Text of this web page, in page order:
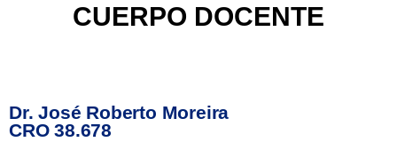
CUERPO DOCENTE
Dr. José Roberto Moreira
CRO 38.678